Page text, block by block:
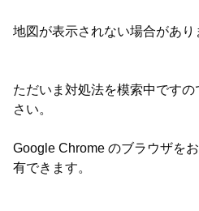
地図が表示されない場合があり
ただいま対処法を模索中です
さい。
Google Chrome のブラウザを
有できます。